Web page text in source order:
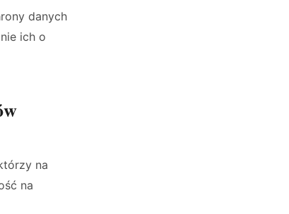
danych
ich o
na
na